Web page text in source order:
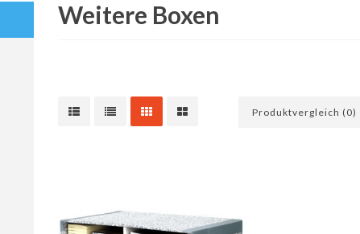
Weitere Boxen
Produktvergleich (0)